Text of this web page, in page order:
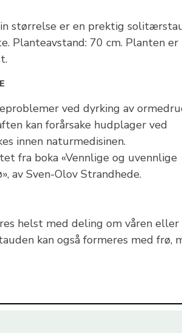
størrelse er en prektig
Planteavstand: 70 cm. Planten er
ved dyrking av
kan forårsake hudplager ved
innen naturmedisinen.
fra boka «Vennlige og uvennlige
av Sven-Olov Strandhede.
helst med deling om våren eller
kan også formeres med frø,